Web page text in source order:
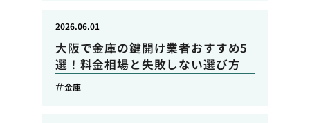
大阪で金庫の鍵開け業者おすすめ5
選！料金相場と失敗しない選び方
2026.06.01
金庫